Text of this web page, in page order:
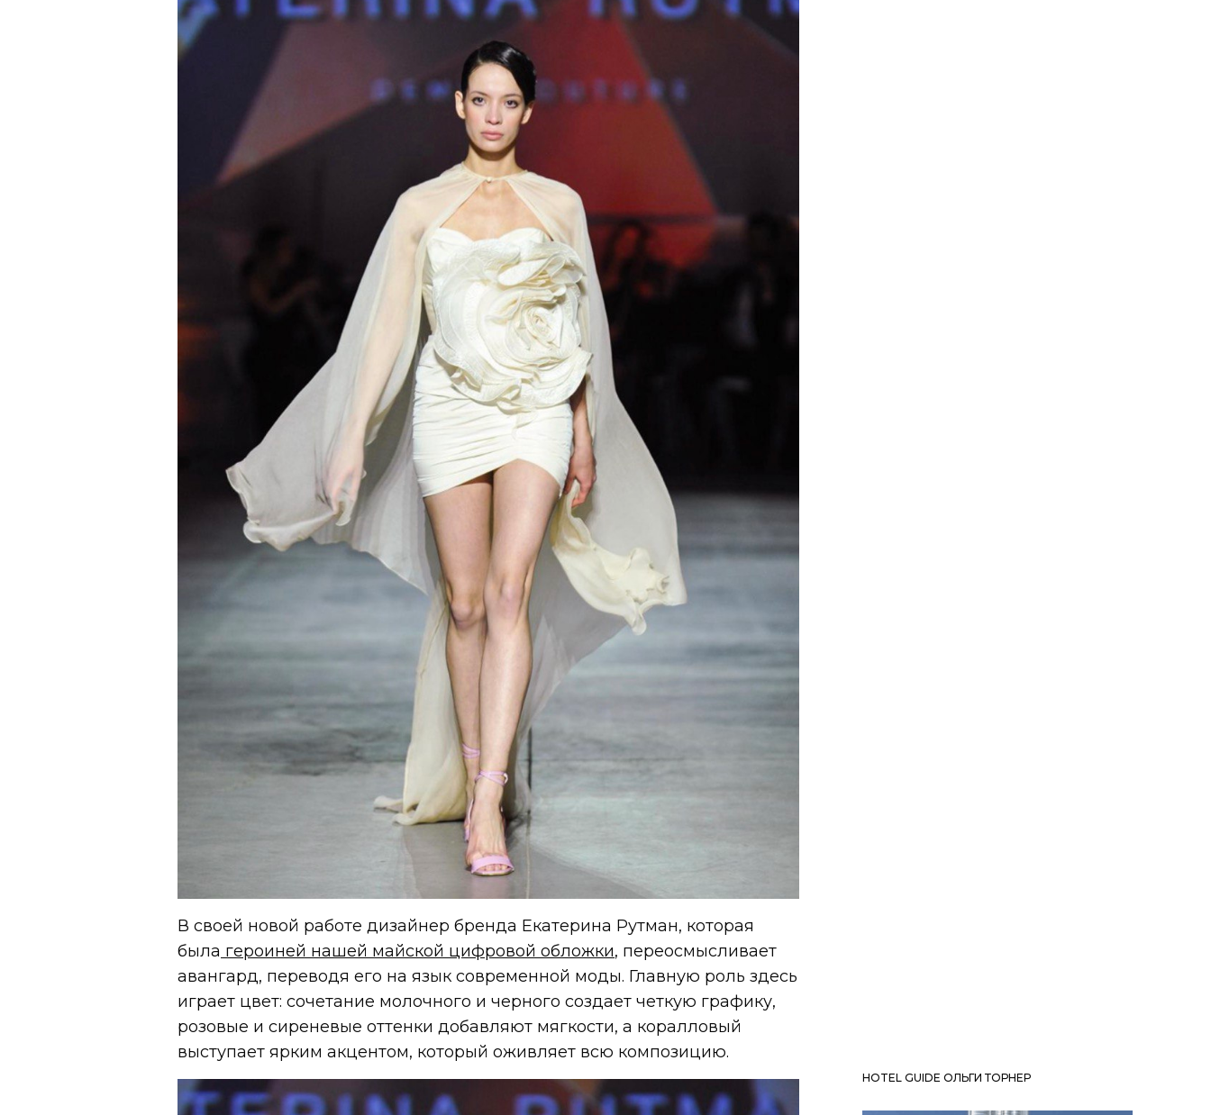
В своей новой работе дизайнер бренда Екатерина Рутман, которая
была героиней нашей майской цифровой обложки, переосмысливает
авангард, переводя его на язык современной моды. Главную роль здесь
играет цвет: сочетание молочного и черного создает четкую графику,
розовые и сиреневые оттенки добавляют мягкости, а коралловый
выступает ярким акцентом, который оживляет всю композицию.
HOTEL GUIDE ОЛЬГИ ТОРНЕР